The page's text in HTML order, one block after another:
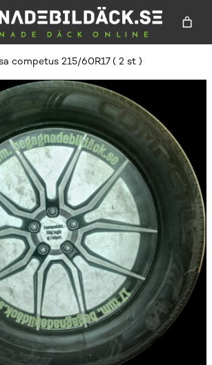
competus 215/60R17 ( 2 st )